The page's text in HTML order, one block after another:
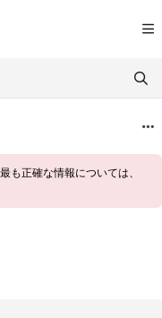
support.anydesk.com/llms.txt
も正確な情報については、